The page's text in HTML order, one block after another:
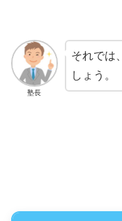
塾長
それでは、
しょう。